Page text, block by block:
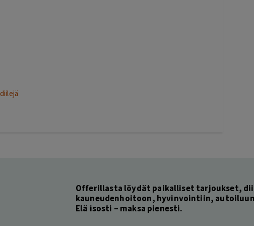
Offerillasta löydät paikalliset tarjoukset,
kauneudenhoitoon, hyvinvointiin,
Elä isosti – maksa pienesti.